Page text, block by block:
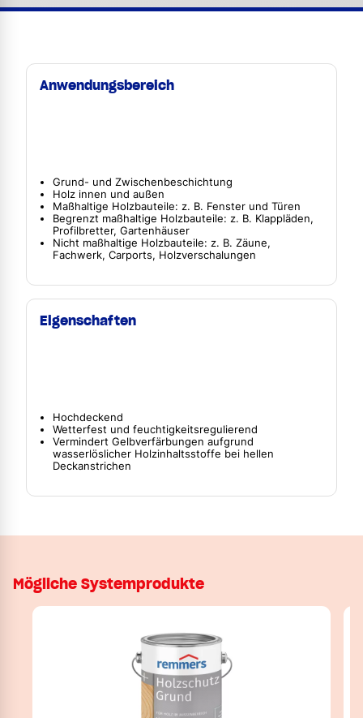
Anwendungsbereich
Grund- und Zwischenbeschichtung
Holz innen und außen
Maßhaltige Holzbauteile: z. B. Fenster und Türen
Begrenzt maßhaltige Holzbauteile: z. B. Klappläden,
Profilbretter, Gartenhäuser
Nicht maßhaltige Holzbauteile: z. B. Zäune,
Fachwerk, Carports, Holzverschalungen
Eigenschaften
Hochdeckend
Wetterfest und feuchtigkeitsregulierend
Vermindert Gelbverfärbungen aufgrund
wasserlöslicher Holzinhaltsstoffe bei hellen
Deckanstrichen
Mögliche Systemprodukte